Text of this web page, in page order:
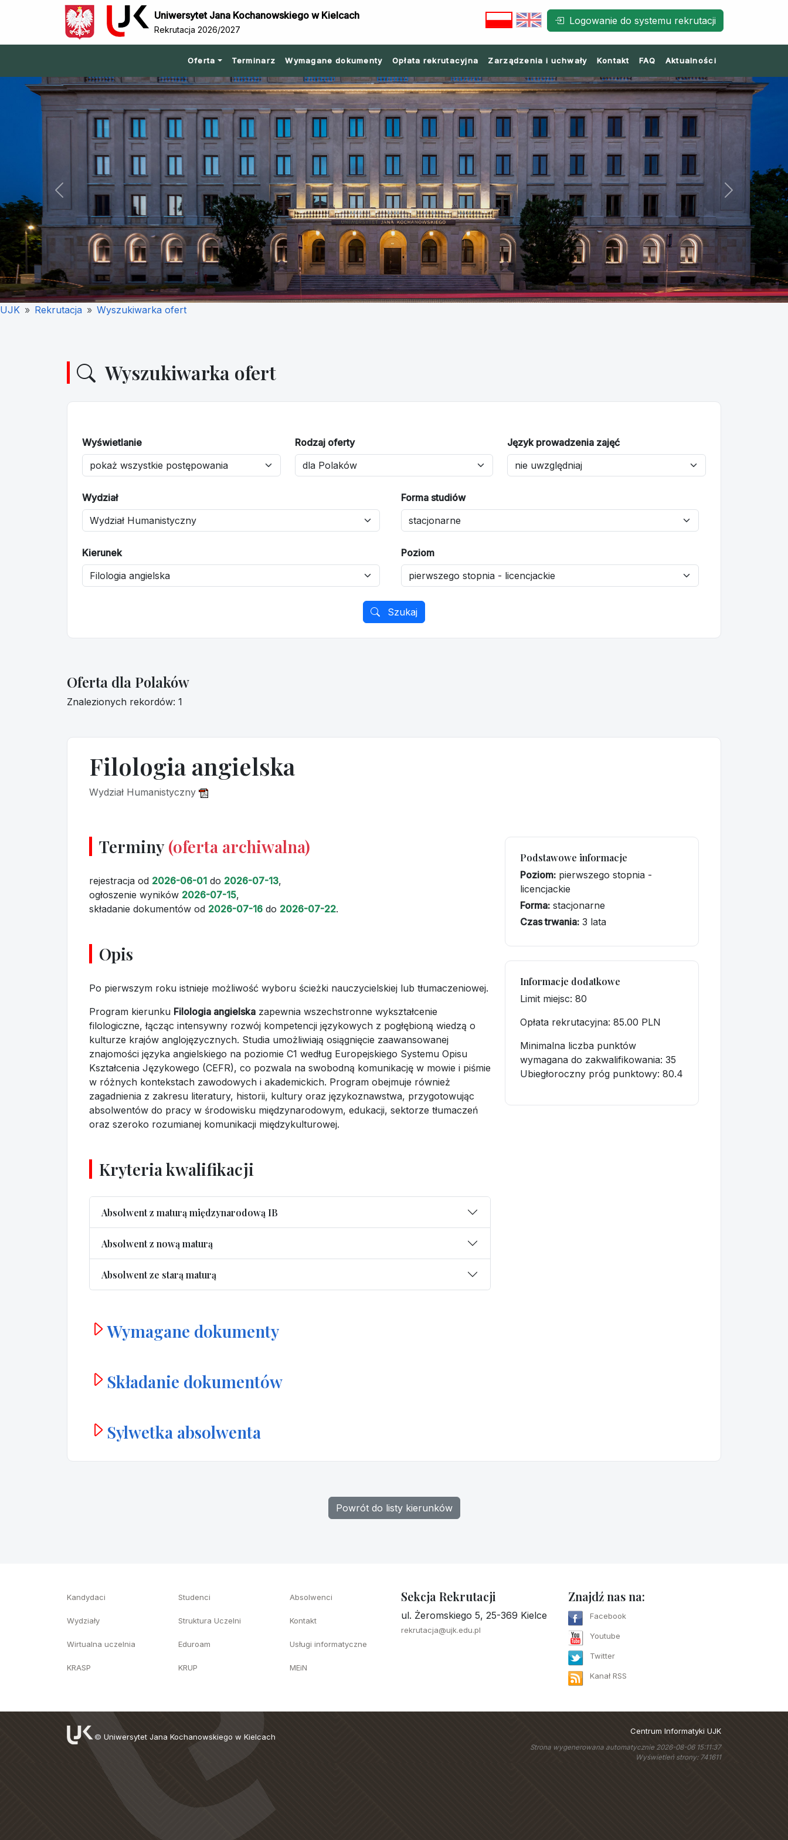
Uniwersytet Jana Kochanowskiego w Kielcach
Rekrutacja 2026/2027
Logowanie do systemu rekrutacji
Oferta Terminarz Wymagane dokumenty Opłata rekrutacyjna Zarządzenia i uchwały Kontakt FAQ Aktualności
Previous Next
UJK Rekrutacja Wyszukiwarka ofert
Wyszukiwarka ofert
Wyświetlanie Rodzaj oferty Język prowadzenia zajęć
Wydział
Kierunek
Forma studiów
Poziom
Szukaj
Oferta dla Polaków
Znalezionych rekordów: 1
Filologia angielska
Wydział Humanistyczny
Terminy (oferta archiwalna)
rejestracja od 2026-06-01 do 2026-07-13,
ogłoszenie wyników 2026-07-15,
składanie dokumentów od 2026-07-16 do 2026-07-22.
Opis
Po pierwszym roku istnieje możliwość wyboru ścieżki nauczycielskiej lub tłumaczeniowej.
Program kierunku Filologia angielska zapewnia wszechstronne wykształcenie
filologiczne, łącząc intensywny rozwój kompetencji językowych z pogłębioną wiedzą o
kulturze krajów anglojęzycznych. Studia umożliwiają osiągnięcie zaawansowanej
znajomości języka angielskiego na poziomie C1 według Europejskiego Systemu Opisu
Kształcenia Językowego (CEFR), co pozwala na swobodną komunikację w mowie i piśmie
w różnych kontekstach zawodowych i akademickich. Program obejmuje również
zagadnienia z zakresu literatury, historii, kultury oraz językoznawstwa, przygotowując
absolwentów do pracy w środowisku międzynarodowym, edukacji, sektorze tłumaczeń
oraz szeroko rozumianej komunikacji międzykulturowej.
Kryteria kwalifikacji
Absolwent z maturą międzynarodową IB
Absolwent z nową maturą
Absolwent ze starą maturą
Wymagane dokumenty
Składanie dokumentów
Sylwetka absolwenta
Podstawowe informacje
Poziom: pierwszego stopnia -
licencjackie
Forma: stacjonarne
Czas trwania: 3 lata
Informacje dodatkowe
Limit miejsc: 80
Opłata rekrutacyjna: 85.00 PLN
Minimalna liczba punktów
wymagana do zakwalifikowania: 35
Ubiegłoroczny próg punktowy: 80.4
Powrót do listy kierunków
Kandydaci
Wydziały
Wirtualna uczelnia
KRASP
Studenci
Struktura Uczelni
Eduroam
KRUP
Absolwenci
Kontakt
Usługi informatyczne
MEiN
Sekcja Rekrutacji
ul. Żeromskiego 5, 25-369 Kielce
rekrutacja@ujk.edu.pl
Znajdź nas na:
Facebook
Youtube
Twitter
Kanał RSS
© Uniwersytet Jana Kochanowskiego w Kielcach
Centrum Informatyki UJK
Strona wygenerowana automatycznie 2026-08-06 15:11:37
Wyświetleń strony: 741611